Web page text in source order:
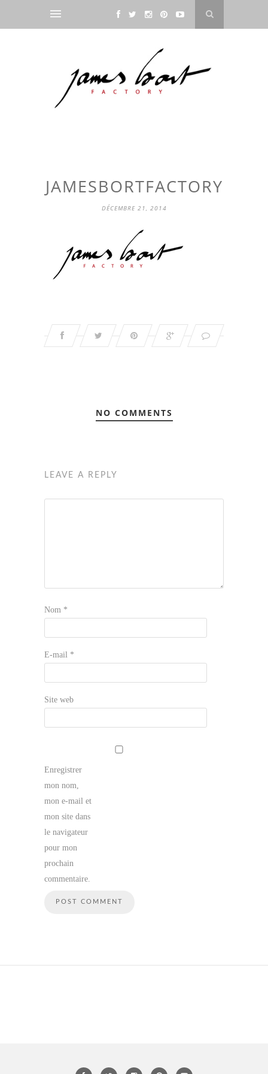
JAMESBORTFACTORY
DÉCEMBRE 21, 2014
NO COMMENTS
LEAVE A REPLY
Nom *
E-mail *
Site web
Enregistrer
mon nom,
mon e-mail et
mon site dans
le navigateur
pour mon
prochain
commentaire.